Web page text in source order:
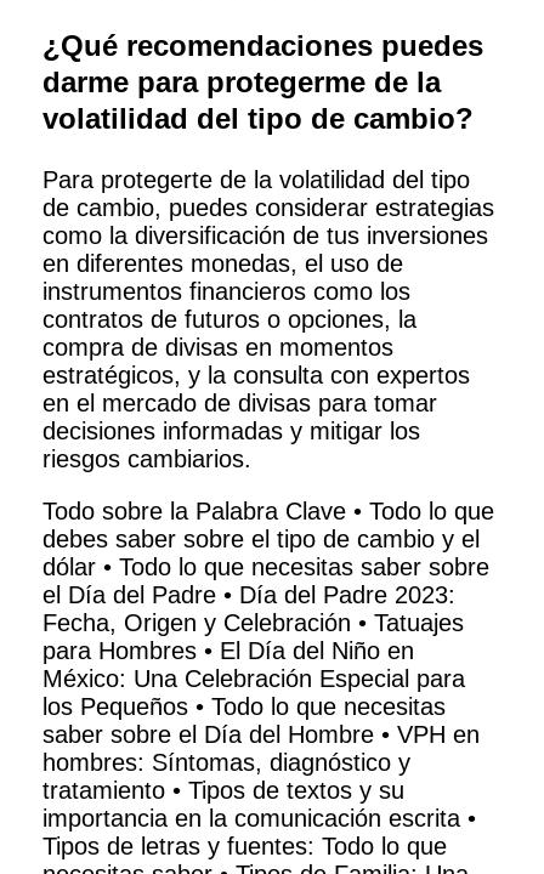
¿Qué recomendaciones puedes
darme para protegerme de la
volatilidad del tipo de cambio?
Para protegerte de la volatilidad del tipo
de cambio, puedes considerar estrategias
como la diversificación de tus inversiones
en diferentes monedas, el uso de
instrumentos financieros como los
contratos de futuros o opciones, la
compra de divisas en momentos
estratégicos, y la consulta con expertos
en el mercado de divisas para tomar
decisiones informadas y mitigar los
riesgos cambiarios.
Todo sobre la Palabra Clave • Todo lo que
debes saber sobre el tipo de cambio y el
dólar • Todo lo que necesitas saber sobre
el Día del Padre • Día del Padre 2023:
Fecha, Origen y Celebración • Tatuajes
para Hombres • El Día del Niño en
México: Una Celebración Especial para
los Pequeños • Todo lo que necesitas
saber sobre el Día del Hombre • VPH en
hombres: Síntomas, diagnóstico y
tratamiento • Tipos de textos y su
importancia en la comunicación escrita •
Tipos de letras y fuentes: Todo lo que